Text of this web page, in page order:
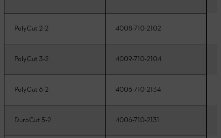
PolyCut 2-2 4008-710-2102
PolyCut 3-2 4009-710-2104
PolyCut 6-2 4006-710-2134
DuroCut 5-2 4006-710-2131